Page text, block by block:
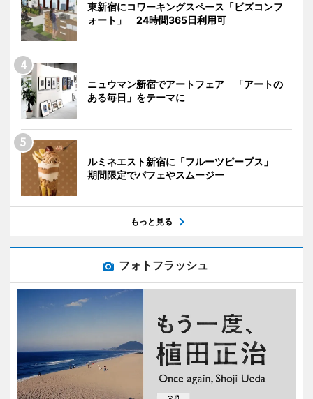
東新宿にコワーキングスペース「ビズコンフ
ォート」 24時間365日利用可
ニュウマン新宿でアートフェア 「アートの
ある毎日」をテーマに
ルミネエスト新宿に「フルーツピープス」
期間限定でパフェやスムージー
もっと見る
フォトフラッシュ